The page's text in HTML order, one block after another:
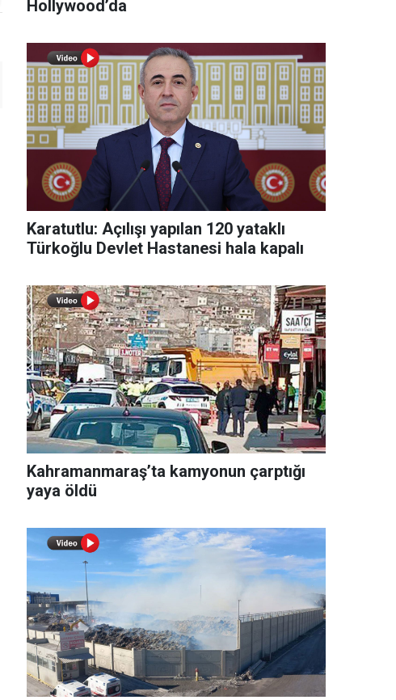
Hollywood’da
Karatutlu: Açılışı yapılan 120 yataklı
Türkoğlu Devlet Hastanesi hala kapalı
Kahramanmaraş’ta kamyonun çarptığı
yaya öldü